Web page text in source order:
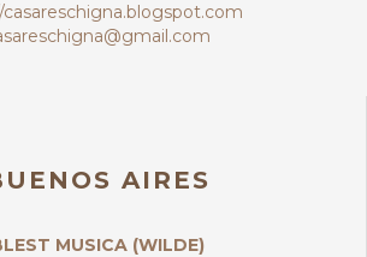
AIRES
MUSICA (WILDE)